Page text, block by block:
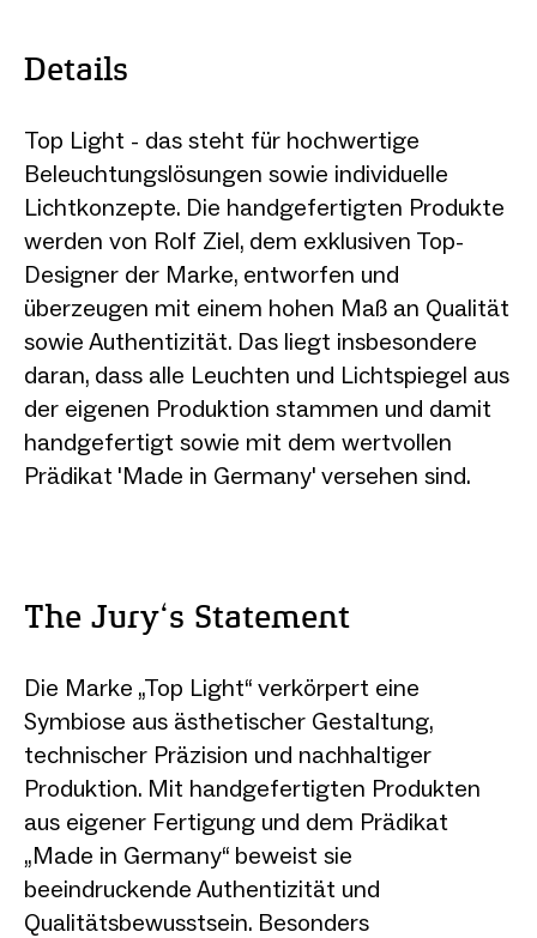
Details
Top Light - das steht für hochwertige
Beleuchtungslösungen sowie individuelle
Lichtkonzepte. Die handgefertigten Produkte
werden von Rolf Ziel, dem exklusiven Top-
Designer der Marke, entworfen und
überzeugen mit einem hohen Maß an Qualität
sowie Authentizität. Das liegt insbesondere
daran, dass alle Leuchten und Lichtspiegel aus
der eigenen Produktion stammen und damit
handgefertigt sowie mit dem wertvollen
Prädikat 'Made in Germany' versehen sind.
The Jury‘s Statement
Die Marke „Top Light“ verkörpert eine
Symbiose aus ästhetischer Gestaltung,
technischer Präzision und nachhaltiger
Produktion. Mit handgefertigten Produkten
aus eigener Fertigung und dem Prädikat
„Made in Germany“ beweist sie
beeindruckende Authentizität und
Qualitätsbewusstsein. Besonders